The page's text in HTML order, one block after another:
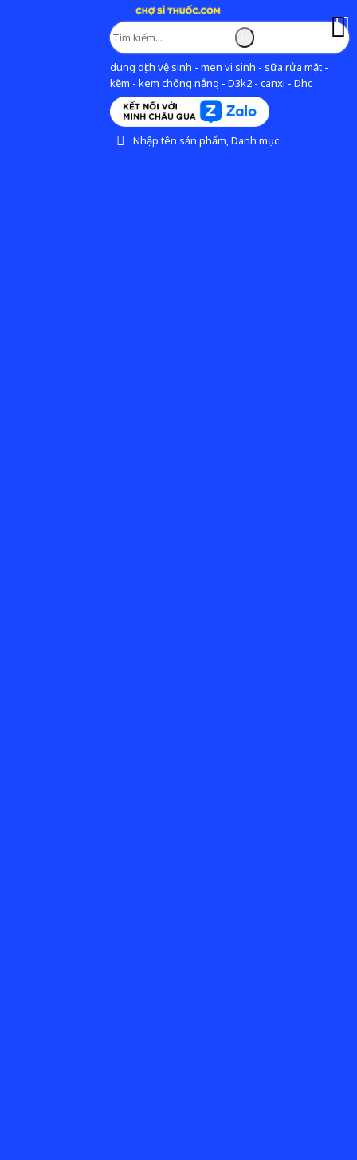
dung dịch vệ sinh - men vi sinh - sữa rửa mặt -
kẽm - kem chống nắng - D3k2 - canxi - Dhc
Nhập tên sản phẩm, Danh mục